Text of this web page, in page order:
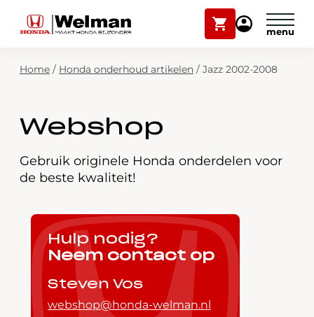
Winkelwagen
Mijn
Modellen
Over ons
Webshop
Contact
Zoekfunctie
Plan onderhoud
Mijn Honda Welman
Home / Honda onderhoud artikelen / Jazz 2002-2008
Webshop
Gebruik originele Honda onderdelen voor
de beste kwaliteit!
Hulp nodig?
Neem contact op
Steven Vos
webshop@honda-welman.nl